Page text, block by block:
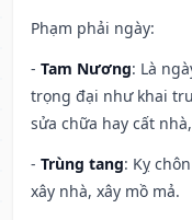
Phạm phải ngày:
- Tam Nương: Là
trọng đại như khai
sửa chữa hay cất
- Trùng tang: Kỵ
xây nhà, xây mồ mả.